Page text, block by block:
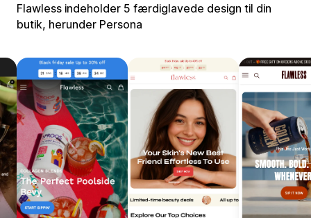
Flawless indeholder 5 færdiglavede design til din
butik, herunder Persona